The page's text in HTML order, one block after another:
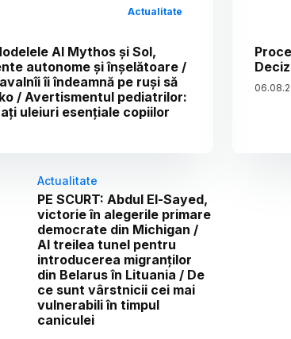
Actualitate
AI Mythos și Sol,
autonome și înșelătoare /
îi îndeamnă pe ruși să
/ Avertismentul pediatrilor:
uleiuri esențiale copiilor
06.08.
Actualitate
PE SCURT: Abdul El-Sayed,
victorie în alegerile primare
democrate din Michigan /
Al treilea tunel pentru
introducerea migranților
din Belarus în Lituania / De
ce sunt vârstnicii cei mai
vulnerabili în timpul
caniculei